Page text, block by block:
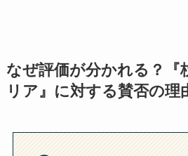
なぜ評価が分かれる？『
リア』に対する賛否の理